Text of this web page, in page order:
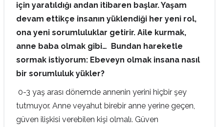
için yaratıldığı andan itibaren başlar. Yaşam
devam ettikçe insanın yüklendiği her yeni rol,
ona yeni sorumluluklar getirir. Aile kurmak,
anne baba olmak gibi… Bundan hareketle
sormak istiyorum: Ebeveyn olmak insana nasıl
bir sorumluluk yükler?
0-3 yaş arası dönemde annenin yerini hiçbir şey
tutmuyor. Anne veyahut birebir anne yerine geçen,
güven ilişkisi verebilen kişi olmalı. Güven